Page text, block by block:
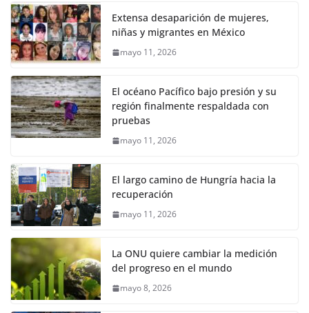
Extensa desaparición de mujeres,
niñas y migrantes en México
mayo 11, 2026
El océano Pacífico bajo presión y su
región finalmente respaldada con
pruebas
mayo 11, 2026
El largo camino de Hungría hacia la
recuperación
mayo 11, 2026
La ONU quiere cambiar la medición
del progreso en el mundo
mayo 8, 2026